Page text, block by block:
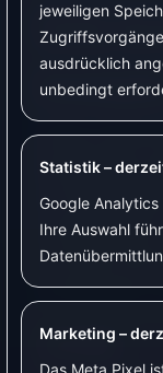
jeweiligen
ausdrücklich
unbedingt
Statistik –
Google
Ihre Auswahl
Marketing –
Das Meta Pixel
Shelly Top
Shelly Top
Nachtladen
du Shelly-
Ladelösung
trotzdem die
Anschlussart
Vorteile